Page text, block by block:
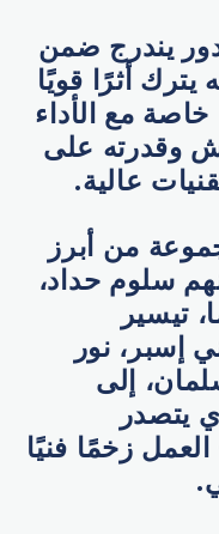
يندرج ضمن
أثرًا قويًا
مع الأداء
وقدرته على
عالية.
من أبرز
سلوم حداد،
تيسير
إسبر، نور
إلى
يتصدر
العمل زخمًا فنيًا